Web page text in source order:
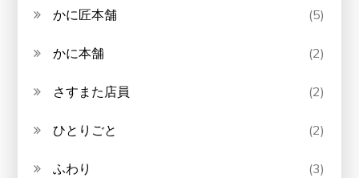
かに匠本舗 (5)
かに本舗 (2)
さすまた店員 (2)
ひとりごと (2)
ふわり (3)